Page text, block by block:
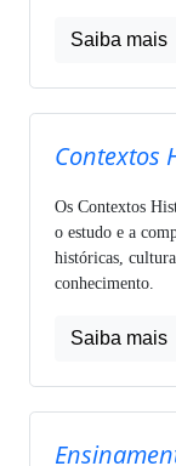
Saiba mais
Contextos
Os Contextos
o estudo e a
históricas,
conhecimento.
Saiba mais